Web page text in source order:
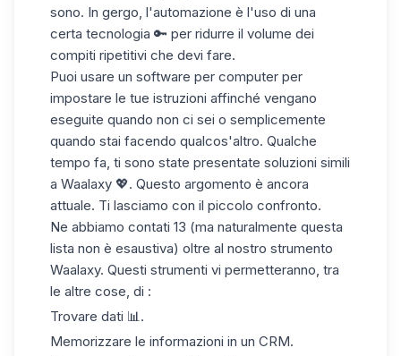
sono. In gergo, l'automazione è l'uso di una
certa tecnologia 🔑 per ridurre il volume dei
compiti ripetitivi che devi fare.
Puoi usare un software per computer per
impostare le tue istruzioni affinché vengano
eseguite quando non ci sei o semplicemente
quando stai facendo qualcos'altro. Qualche
tempo fa, ti sono state presentate soluzioni simili
a Waalaxy 💖. Questo argomento è ancora
attuale. Ti lasciamo con il piccolo confronto.
Ne abbiamo contati 13 (ma naturalmente questa
lista non è esaustiva) oltre al nostro strumento
Waalaxy. Questi strumenti vi permetteranno, tra
le altre cose, di :
Trovare dati 📊.
Memorizzare le informazioni in un CRM.